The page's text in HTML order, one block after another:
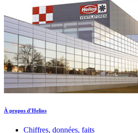
À propos d’Helios
Chiffres, données, faits